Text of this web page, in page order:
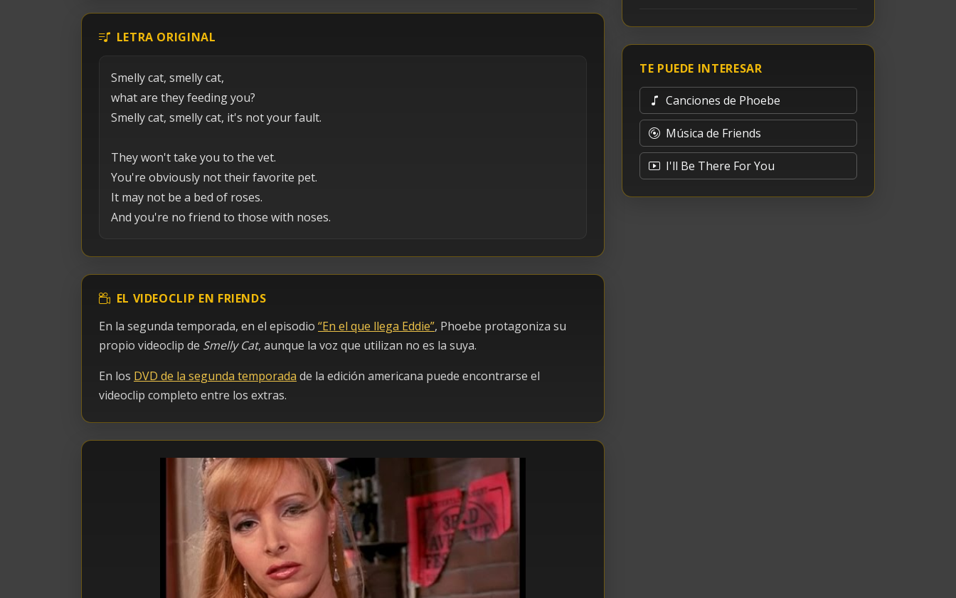
LETRA ORIGINAL
Smelly cat, smelly cat,
what are they feeding you?
Smelly cat, smelly cat, it's not your fault.
They won't take you to the vet.
You're obviously not their favorite pet.
It may not be a bed of roses.
And you're no friend to those with noses.
EL VIDEOCLIP EN FRIENDS
En la segunda temporada, en el episodio “En el que llega Eddie”, Phoebe protagoniza su
propio videoclip de Smelly Cat, aunque la voz que utilizan no es la suya.
En los DVD de la segunda temporada de la edición americana puede encontrarse el
videoclip completo entre los extras.
TE PUEDE INTERESAR
Canciones de Phoebe
Música de Friends
I'll Be There For You